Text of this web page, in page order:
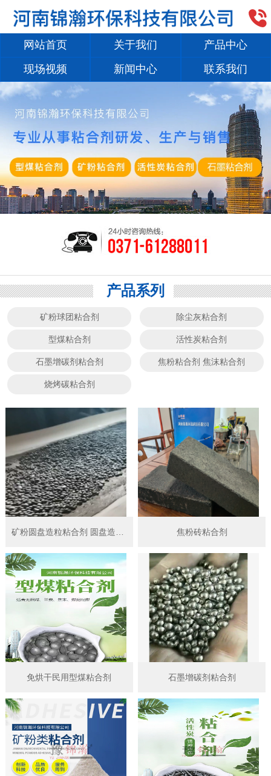

网站首页 关于我们
产品中心
现场视频
新闻中心 联系我们
1/2
产品系列
矿粉球团粘合剂 除尘灰粘合剂
型煤粘合剂 活性炭粘合剂
石墨增碳剂粘合剂 焦粉粘合剂 焦沫粘合剂
烧烤碳粘合剂
焦粉砖粘合剂
免烘干民用型煤粘合剂 石墨增碳剂粘合剂